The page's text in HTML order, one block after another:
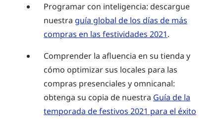
Programar con inteligencia: descargue
nuestra guía global de los días de más
compras en las festividades 2021.
Comprender la afluencia en su tienda y
cómo optimizar sus locales para las
compras presenciales y omnicanal:
obtenga su copia de nuestra Guía de la
temporada de festivos 2021 para el éxito